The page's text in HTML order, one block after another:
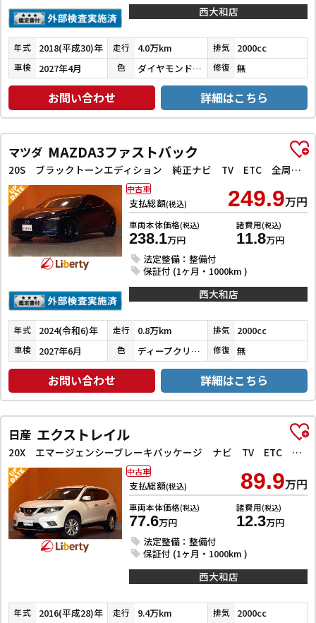
西大和店
年式 2018(平成30)年 走行 4.0万km 排気 2000cc
車検 2027年4月 色 ダイヤモンドブラックパール 修復 無
お問い合わせ 詳細はこちら
マツダ MAZDA3ファストバック
20S ブラックトーンエディション 純正ナビ TV ETC 全周囲カメラ クリアランスソナー オートクルーズコントロール 衝突被害軽減システム アルミホイール オートマチックハイビーム オートライト LEDヘッドランプ
支払総額(税込) 249.9万円
車両本体価格(税込)
238.1万円
諸費用(税込)
11.8万円
法定整備：整備付
保証付 (1ヶ月・1000km )
中古車
西大和店
年式 2024(令和6)年 走行 0.8万km 排気 2000cc
車検 2027年6月 色 ディープクリスタルブルーマイカ 修復 無
お問い合わせ 詳細はこちら
日産 エクストレイル
20X エマージェンシーブレーキパッケージ ナビ TV ETC 全周囲カメラ クリアランスソナー パークアシスト 衝突被害軽減システム アルミホイール スマートキー アイドリングストップ 電動格納ミラー シートヒーター
支払総額(税込) 89.9万円
車両本体価格(税込)
77.6万円
諸費用(税込)
12.3万円
法定整備：整備付
保証付 (1ヶ月・1000km )
中古車
西大和店
年式 2016(平成28)年 走行 9.4万km 排気 2000cc